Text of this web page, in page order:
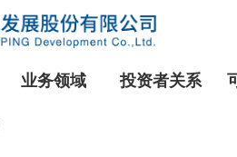
业务领域 投资者关系